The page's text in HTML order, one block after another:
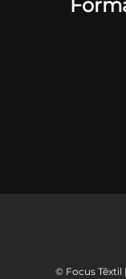
© Focus Têxtil